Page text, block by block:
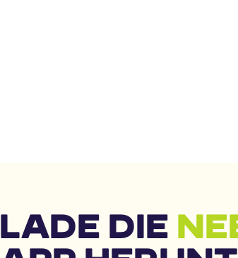
LADE DIE